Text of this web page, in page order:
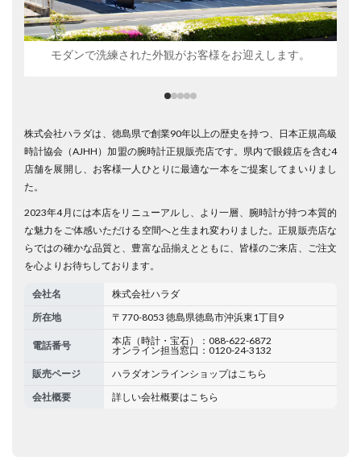
モダンで洗練された外観がお客様をお迎えします。
株式会社ハラダは、徳島県で創業90年以上の歴史を持つ、日本正規高級
時計協会（AJHH）加盟の腕時計正規販売店です。県内で眼鏡店を含む4
店舗を展開し、お客様一人ひとりに最適な一本をご提案してまいりまし
た。
2023年4月には本店をリニューアルし、より一層、腕時計が持つ本質的
な魅力をご体感いただける空間へと生まれ変わりました。正規販売店な
らではの確かな品質と、豊富な品揃えとともに、皆様のご来店、ご注文
を心よりお待ちしております。
会社名
株式会社ハラダ
所在地
〒770-8053 徳島県徳島市沖浜東1丁目9
電話番号
本店（時計・宝石）：088-622-6872
オンライン担当窓口：0120-24-3132
販売ページ
ハラダオンラインショップはこちら
会社概要
詳しい会社概要はこちら